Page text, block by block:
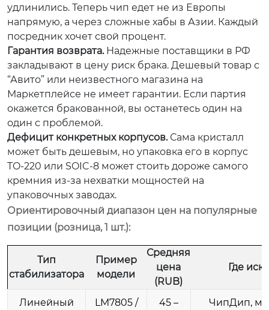
удлинились. Теперь чип едет не из Европы
напрямую, а через сложные хабы в Азии. Каждый
посредник хочет свой процент.
Гарантия возврата.Надежные поставщики в РФ
закладывают в цену риск брака. Дешевый товар с
“Авито” или неизвестного магазина на
Маркетплейсе не имеет гарантии. Если партия
окажется бракованной, вы останетесь один на
один с проблемой.
Дефицит конкретных корпусов.Сама кристалл
может быть дешевым, но упаковка его в корпус
TO-220 или SOIC-8 может стоить дороже самого
кремния из-за нехватки мощностей на
упаковочных заводах.
Ориентировочный диапазон цен на популярные
позиции (розница, 1 шт.):
Тип
стабилизатора
Пример
модели
Средняя
цена
(RUB)
Где
Линейный
LM7805 /
45 –
ЧипДип,